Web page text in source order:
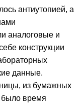
антиутопией, а
аналоговые и
конструкции
данные.
из бумажных
было время